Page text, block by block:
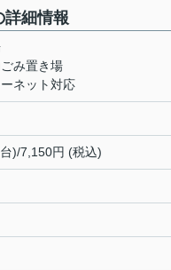
細情報
み置き場
ネット対応
)/7,150円 (税込)